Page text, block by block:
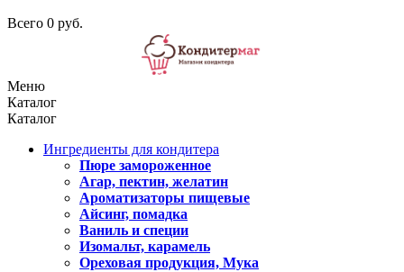
Всего 0 руб.
Меню
Каталог
Каталог
Ингредиенты для кондитера
Пюре замороженное
Агар, пектин, желатин
Ароматизаторы пищевые
Айсинг, помадка
Ваниль и специи
Изомальт, карамель
Ореховая продукция, Мука